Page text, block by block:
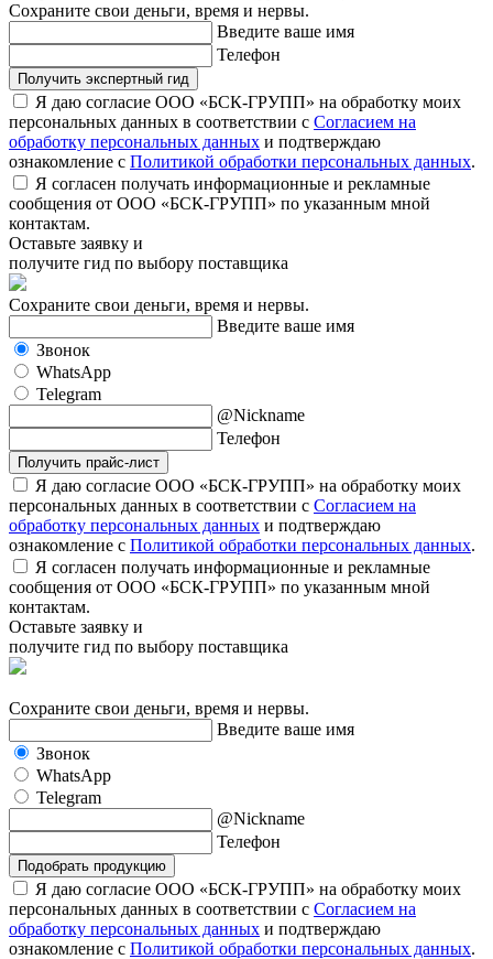
Сохраните свои деньги, время и нервы.
Введите ваше имя
Телефон
Получить экспертный гид
Я даю согласие ООО «БСК-ГРУПП» на обработку моих
персональных данных в соответствии с Согласием на
обработку персональных данных и подтверждаю
ознакомление с Политикой обработки персональных данных.
Я согласен получать информационные и рекламные
сообщения от ООО «БСК-ГРУПП» по указанным мной
контактам.
Оставьте заявку и
получите гид по выбору поставщика
Сохраните свои деньги, время и нервы.
Введите ваше имя
Звонок
WhatsApp
Telegram
@Nickname
Телефон
Получить прайс-лист
Я даю согласие ООО «БСК-ГРУПП» на обработку моих
персональных данных в соответствии с Согласием на
обработку персональных данных и подтверждаю
ознакомление с Политикой обработки персональных данных.
Я согласен получать информационные и рекламные
сообщения от ООО «БСК-ГРУПП» по указанным мной
контактам.
Оставьте заявку и
получите гид по выбору поставщика
Сохраните свои деньги, время и нервы.
Введите ваше имя
Звонок
WhatsApp
Telegram
@Nickname
Телефон
Подобрать продукцию
Я даю согласие ООО «БСК-ГРУПП» на обработку моих
персональных данных в соответствии с Согласием на
обработку персональных данных и подтверждаю
ознакомление с Политикой обработки персональных данных.